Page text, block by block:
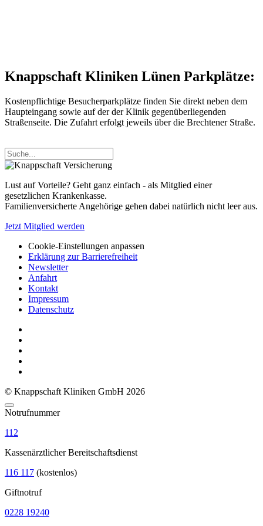
Knappschaft Kliniken Lünen Parkplätze:
Kostenpflichtige Besucherparkplätze finden Sie direkt neben dem
Haupteingang sowie auf der der Klinik gegenüberliegenden
Straßenseite. Die Zufahrt erfolgt jeweils über die Brechtener Straße.
Lust auf Vorteile? Geht ganz einfach - als Mitglied einer
gesetzlichen Krankenkasse.
Familienversicherte Angehörige gehen dabei natürlich nicht leer aus.
Jetzt Mitglied werden
Cookie-Einstellungen anpassen
Erklärung zur Barrierefreiheit
Newsletter
Anfahrt
Kontakt
Impressum
Datenschutz
© Knappschaft Kliniken GmbH 2026
Notrufnummer
112
Kassenärztlicher Bereitschaftsdienst
116 117 (kostenlos)
Giftnotruf
0228 19240